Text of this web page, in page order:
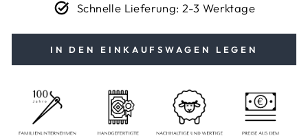
Schnelle Lieferung: 2-3 Werktage
IN DEN EINKAUFSWAGEN LEGEN